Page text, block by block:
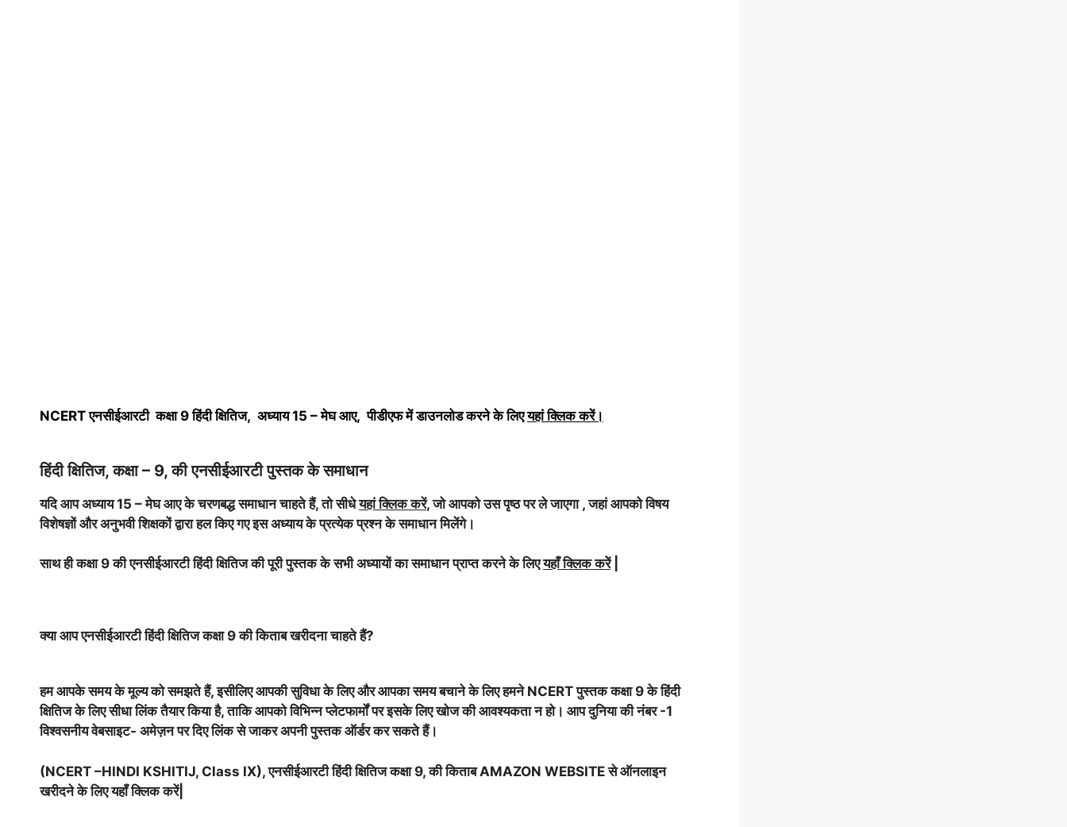
NCERT एनसीईआरटी कक्षा 9 हिंदी क्षितिज, अध्याय 15 – मेघ आए, पीडीएफ में डाउनलोड करने के लिएयहां क्लिक करें।
हिंदी क्षितिज, कक्षा – 9, की एनसीईआरटी पुस्तक के समाधान
यदि आप अध्याय 15 – मेघ आए के चरणबद्ध समाधान चाहते हैं, तो सीधेयहां क्लिक करें, जो आपको उस पृष्ठ पर ले जाएगा , जहां आपको विषय
विशेषज्ञों और अनुभवी शिक्षकों द्वारा हल किए गए इस अध्याय के प्रत्येक प्रश्न के समाधान मिलेंगे।
साथ ही कक्षा 9 की एनसीईआरटी हिंदी क्षितिज की पूरी पुस्तक के सभी अध्यायों का समाधान प्राप्त करने के लिएयहाँ क्लिक करेें|
क्या आप एनसीईआरटी हिंदी क्षितिज कक्षा 9 की किताब खरीदना चाहते हैं?
हम आपके समय के मूल्य को समझते हैं, इसीलिए आपकी सुविधा के लिए और आपका समय बचाने के लिए हमने NCERT पुस्तक कक्षा 9 के हिंदी
क्षितिज के लिए सीधा लिंक तैयार किया है, ताकि आपको विभिन्न प्लेटफार्मों पर इसके लिए खोज की आवश्यकता न हो। आप दुनिया की नंबर -1
विश्वसनीय वेबसाइट- अमेज़न पर दिए लिंक से जाकर अपनी पुस्तक ऑर्डर कर सकते हैं।
(NCERT –HINDI KSHITIJ, Class IX), एनसीईआरटी हिंदी क्षितिज कक्षा 9, की किताब AMAZON WEBSITE से ऑनलाइन
खरीदने के लिए यहाँ क्लिक करें|